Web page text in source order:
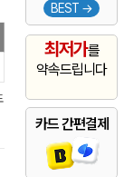
BEST →
최저가를
약속드립니다
카드 간편결제